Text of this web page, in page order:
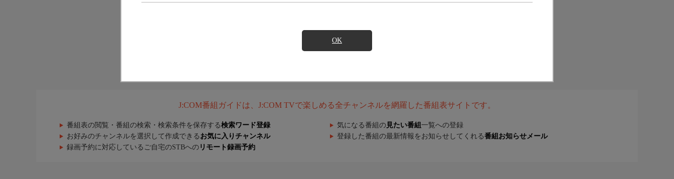
OK
J:COM番組ガイドは、J:COM TVで楽しめる全チャンネルを網羅した番組表サイトです。
番組表の閲覧・番組の検索・検索条件を保存する検索ワード登録 気になる番組の 見たい番組 一覧への登録
お好みのチャンネルを選択して作成できる お気に入りチャンネル 登録した番組の最新情報をお知らせしてくれる番組お知らせメール
録画予約に対応しているご自宅のSTBへの リモート録画予約